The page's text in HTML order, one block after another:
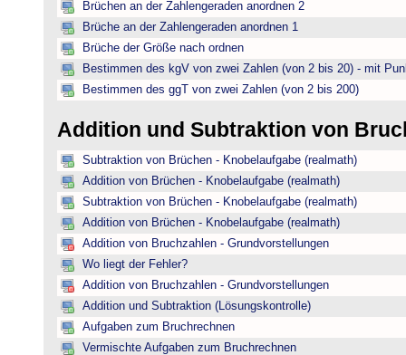
Brüchen an der Zahlengeraden anordnen 2
Brüche an der Zahlengeraden anordnen 1
Brüche der Größe nach ordnen
Bestimmen des kgV von zwei Zahlen (von 2 bis 20) - mit
Bestimmen des ggT von zwei Zahlen (von 2 bis 200)
Addition und Subtraktion von
Subtraktion von Brüchen - Knobelaufgabe (realmath)
Addition von Brüchen - Knobelaufgabe (realmath)
Subtraktion von Brüchen - Knobelaufgabe (realmath)
Addition von Brüchen - Knobelaufgabe (realmath)
Addition von Bruchzahlen - Grundvorstellungen
Wo liegt der Fehler?
Addition von Bruchzahlen - Grundvorstellungen
Addition und Subtraktion (Lösungskontrolle)
Aufgaben zum Bruchrechnen
Vermischte Aufgaben zum Bruchrechnen